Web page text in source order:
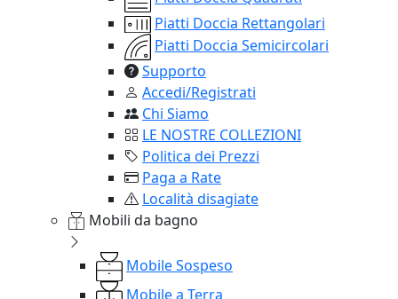
Piatti Doccia Rettangolari
Piatti Doccia Semicircolari
Supporto
Accedi/Registrati
Chi Siamo
LE NOSTRE COLLEZIONI
Politica dei Prezzi
Paga a Rate
Località disagiate
Mobili da bagno
Mobile Sospeso
Mobile a Terra